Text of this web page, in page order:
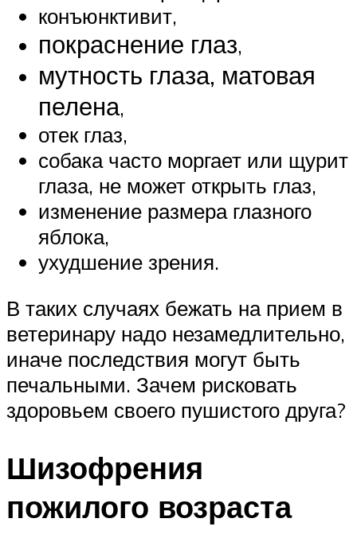
конъюнктивит,
покраснение глаз,
мутность глаза, матовая
пелена,
отек глаз,
собака часто моргает или щурит
глаза, не может открыть глаз,
изменение размера глазного
яблока,
ухудшение зрения.
В таких случаях бежать на прием в
ветеринару надо незамедлительно,
иначе последствия могут быть
печальными. Зачем рисковать
здоровьем своего пушистого друга?
Шизофрения
пожилого возраста